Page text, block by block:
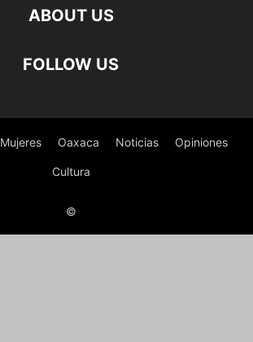
ABOUT US
FOLLOW US
Mujeres Oaxaca Noticias Opiniones
Cultura
©